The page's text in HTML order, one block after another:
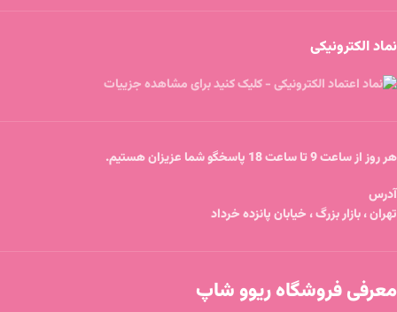
نماد الکترونیکی
هر روز از ساعت 9 تا ساعت 18 پاسخگو شما عزیزان هستیم.
آدرس
تهران ، بازار بزرگ ، خیابان پانزده خرداد
معرفی فروشگاه ریوو شاپ